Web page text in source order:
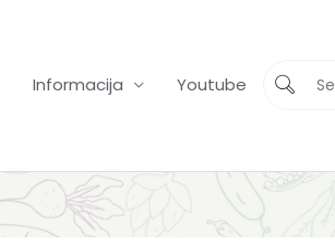
Informacija Youtube